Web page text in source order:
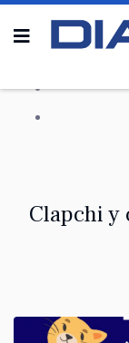
Clapchi y